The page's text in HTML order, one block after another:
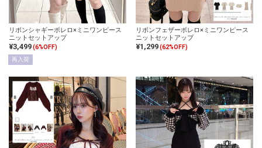
リボンシャギーボレロ×ミニワンピース
ニットセットアップ
¥3,499(6%OFF)
再入荷
リボンフェザーボレロ×ミニワンピース
ニットセットアップ
¥1,299(62%OFF)